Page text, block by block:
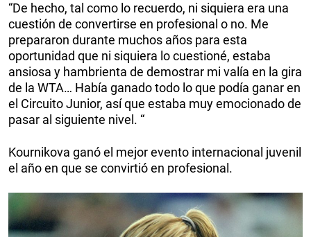
“De hecho, tal como lo recuerdo, ni siquiera era una
cuestión de convertirse en profesional o no. Me
prepararon durante muchos años para esta
oportunidad que ni siquiera lo cuestioné, estaba
ansiosa y hambrienta de demostrar mi valía en la gira
de la WTA… Había ganado todo lo que podía ganar en
el Circuito Junior, así que estaba muy emocionado de
pasar al siguiente nivel. “
Kournikova ganó el mejor evento internacional juvenil
el año en que se convirtió en profesional.